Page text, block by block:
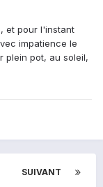
et pour l'instant
impatience le
plein pot, au soleil,
SUIVANT